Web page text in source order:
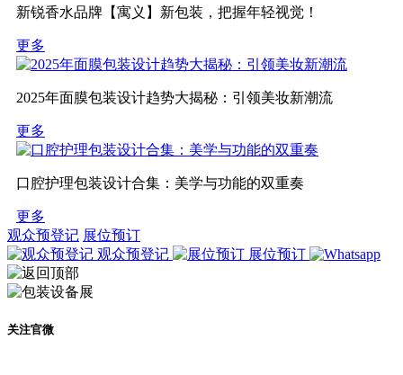
新锐香水品牌【寓义】新包装，把握年轻视觉！
更多
2025年面膜包装设计趋势大揭秘：引领美妆新潮流
更多
口腔护理包装设计合集：美学与功能的双重奏
更多
观众预登记 展位预订
观众预登记
展位预订
关注官微